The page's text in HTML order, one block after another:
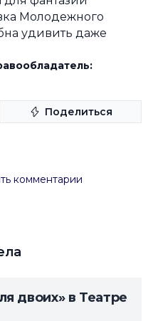
Молодежного
удивить даже
Поделиться
комментарии
двоих» в Театре